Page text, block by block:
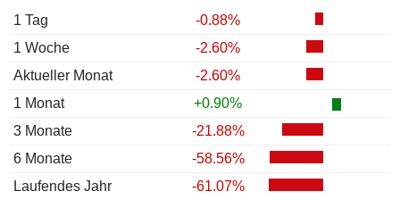
1 Tag
-0.88%
1 Woche
-2.60%
Aktueller Monat
-2.60%
1 Monat
+0.90%
3 Monate
-21.88%
6 Monate
-58.56%
Laufendes Jahr
-61.07%